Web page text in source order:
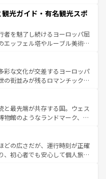
忘れられない旅をしてみよう！
情熱的なフラメンコ、熱気あふ
パスが生活の一部となってい
された雰囲気や、バルセロナの
地方では古代ローマ遺跡や中世
候が異なるスペインはその個
性で訪れる人を魅了する。 なお、新着のスペイン情報は コ
しい。
光ガイド・有名観光スポ
者を魅了し続けるヨーロッパ屈
エッフェル塔やルーブル美術館
る。華麗な宮殿、歴史的な大
て豊かな自然が、訪れる者を心
ンスは美食の国としても知ら
あるランス、プロヴァンスの
、多彩な楽しみ方が可能だ。さ
魅力が溢れており、どの街角に
れで全く異なる文化を体験で
、新着のフランス情報はコンテンツ一覧
彩な文化が交差するヨーロッパ
の街並みが残るロマンチック街
いても飽きることがない。ベ
エルン州のアルプスの絶景、そ
畑といった風景は必見。ビール
ほしい。 なお、新着の
覧を参照してほしい。
と最先端が共存する国。ウェス
物館のようなランドマーク、歴
。また、優雅なアフタヌーン
まらない英国パブ、サッカー観
きる体験も豊富。イギリスを旅
どの広さだが、運行時刻が正確
、初心者でも安心して個人旅行
スイスならではのユニークな